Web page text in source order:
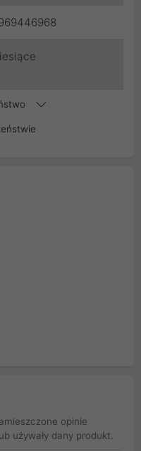
opinie
używały dany produkt.